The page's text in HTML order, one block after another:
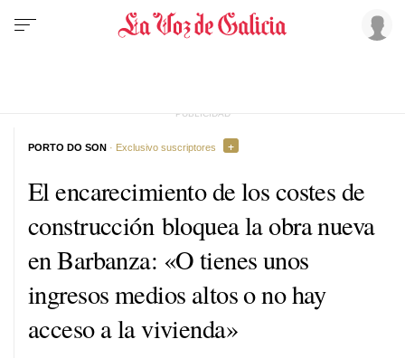
El encarecimiento de los costes de
construcción bloquea la obra nueva
en Barbanza: «O tienes unos
ingresos medios altos o no hay
acceso a la vivienda»
PORTO DO SON · Exclusivo suscriptores